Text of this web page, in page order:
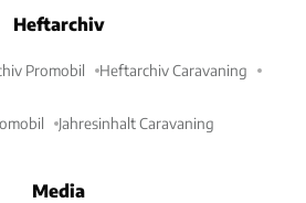
Heftarchiv
Promobil Heftarchiv Caravaning
Jahresinhalt Caravaning
Media